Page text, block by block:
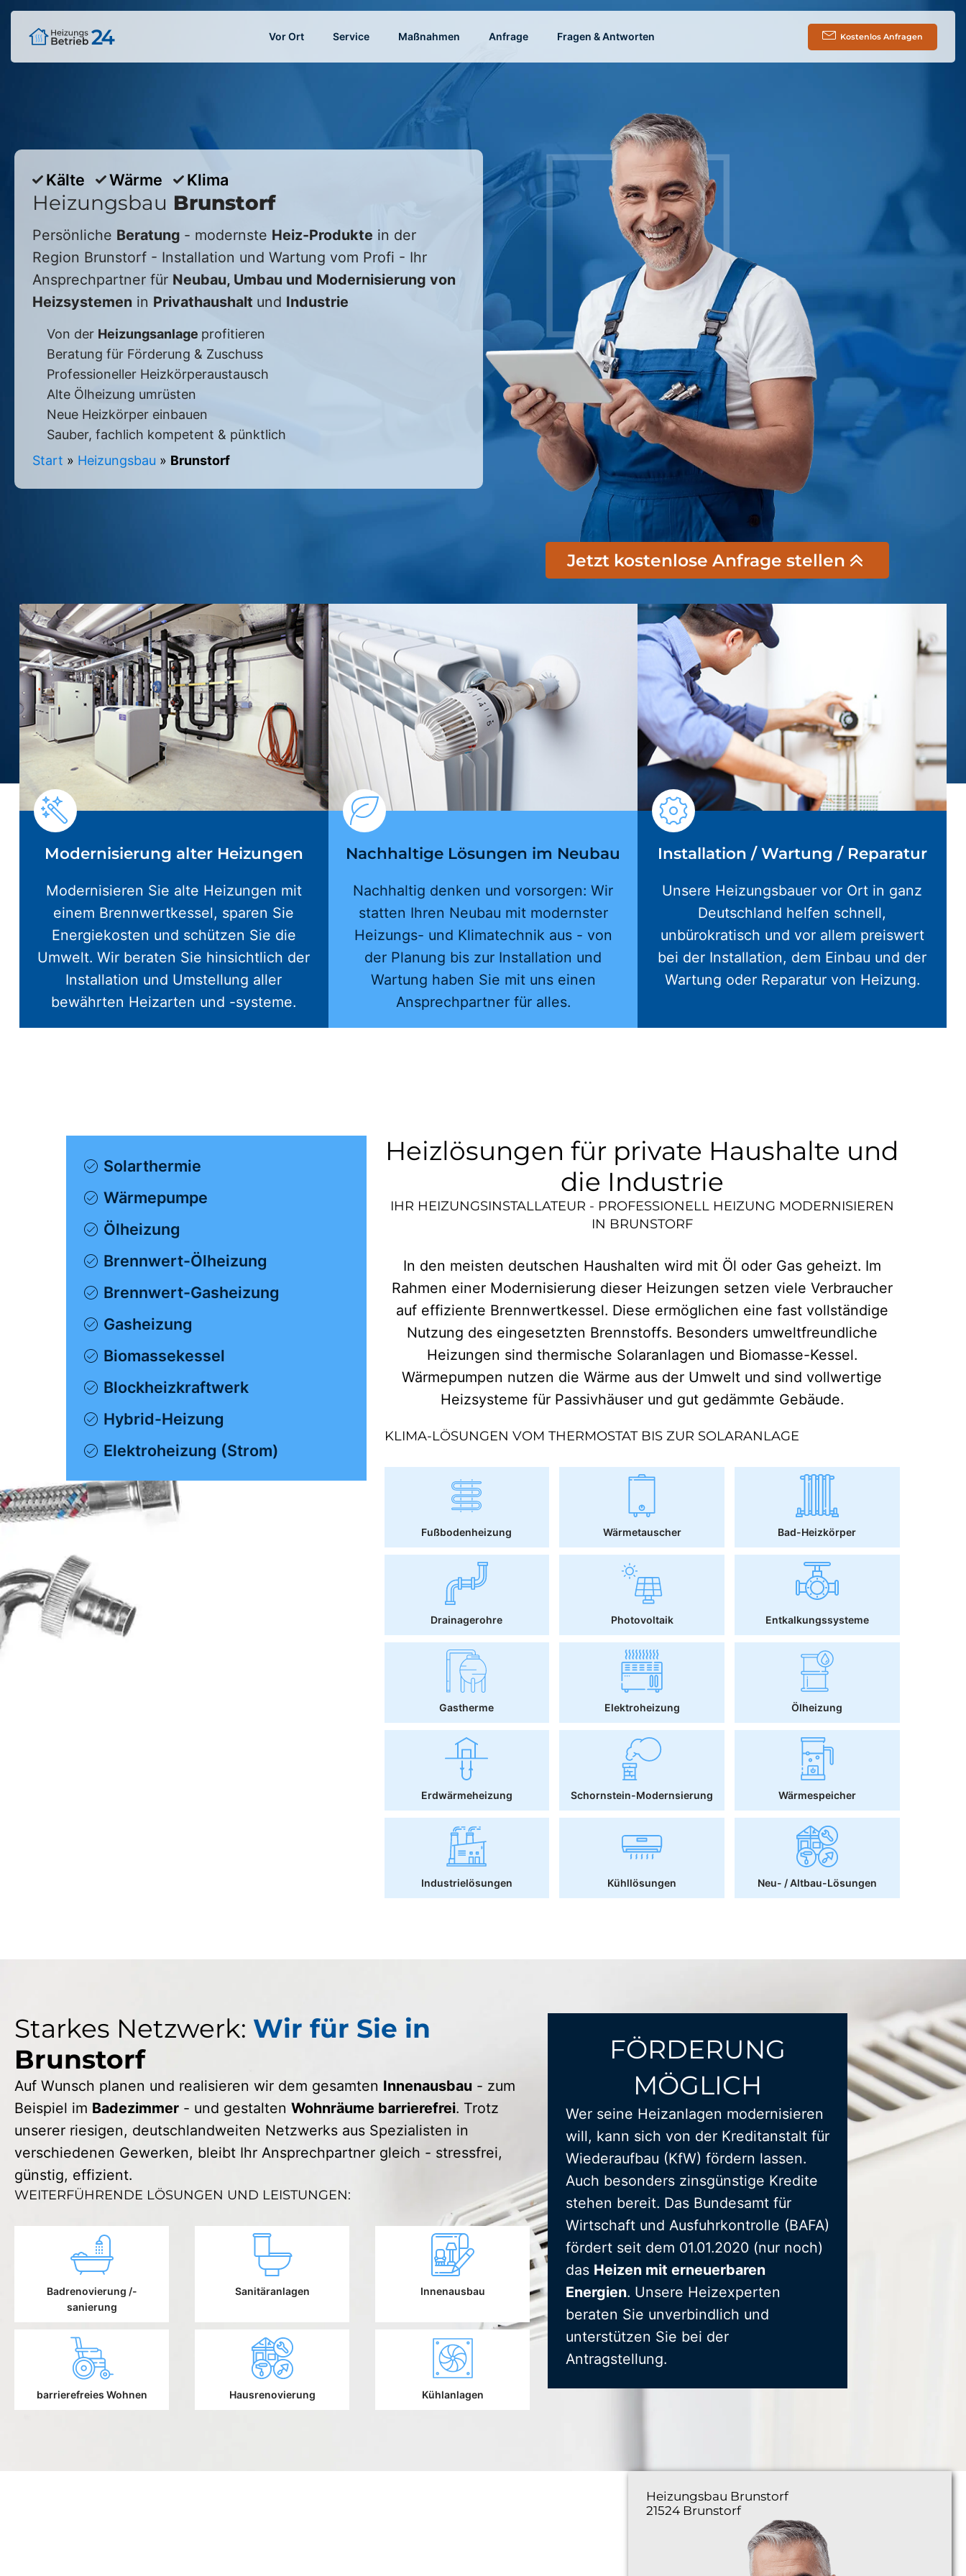
Vor Ort Service Maßnahmen Anfrage Fragen & Antworten Kostenlos Anfragen
Kälte Wärme Klima
Heizungsbau Brunstorf
Persönliche Beratung - modernste Heiz-Produkte in der
Region Brunstorf - Installation und Wartung vom Profi - Ihr
Ansprechpartner für Neubau, Umbau und Modernisierung von
Heizsystemen in Privathaushalt und Industrie
Von der Heizungsanlage profitieren
Beratung für Förderung & Zuschuss
Professioneller Heizkörperaustausch
Alte Ölheizung umrüsten
Neue Heizkörper einbauen
Sauber, fachlich kompetent & pünktlich
Start » Heizungsbau » Brunstorf
Jetzt kostenlose Anfrage stellen
Modernisierung alter Heizungen
Modernisieren Sie alte Heizungen mit
einem Brennwertkessel, sparen Sie
Energiekosten und schützen Sie die
Umwelt. Wir beraten Sie hinsichtlich der
Installation und Umstellung aller
bewährten Heizarten und -systeme.
Nachhaltige Lösungen im Neubau
Nachhaltig denken und vorsorgen: Wir
statten Ihren Neubau mit modernster
Heizungs- und Klimatechnik aus - von
der Planung bis zur Installation und
Wartung haben Sie mit uns einen
Ansprechpartner für alles.
Installation / Wartung / Reparatur
Unsere Heizungsbauer vor Ort in ganz
Deutschland helfen schnell,
unbürokratisch und vor allem preiswert
bei der Installation, dem Einbau und der
Wartung oder Reparatur von Heizung.
Solarthermie
Wärmepumpe
Ölheizung
Brennwert-Ölheizung
Brennwert-Gasheizung
Gasheizung
Biomassekessel
Blockheizkraftwerk
Hybrid-Heizung
Elektroheizung (Strom)
Heizlösungen für private Haushalte und
die Industrie
IHR HEIZUNGSINSTALLATEUR - PROFESSIONELL HEIZUNG MODERNISIEREN
IN BRUNSTORF
In den meisten deutschen Haushalten wird mit Öl oder Gas geheizt. Im
Rahmen einer Modernisierung dieser Heizungen setzen viele Verbraucher
auf effiziente Brennwertkessel. Diese ermöglichen eine fast vollständige
Nutzung des eingesetzten Brennstoffs. Besonders umweltfreundliche
Heizungen sind thermische Solaranlagen und Biomasse-Kessel.
Wärmepumpen nutzen die Wärme aus der Umwelt und sind vollwertige
Heizsysteme für Passivhäuser und gut gedämmte Gebäude.
KLIMA-LÖSUNGEN VOM THERMOSTAT BIS ZUR SOLARANLAGE
Fußbodenheizung Wärmetauscher Bad-Heizkörper
Drainagerohre Photovoltaik Entkalkungssysteme
Gastherme Elektroheizung Ölheizung
Erdwärmeheizung Schornstein-Modernsierung Wärmespeicher
Industrielösungen Kühllösungen Neu- / Altbau-Lösungen
Starkes Netzwerk: Wir für Sie in
Brunstorf
Auf Wunsch planen und realisieren wir dem gesamten Innenausbau - zum
Beispiel im Badezimmer - und gestalten Wohnräume barrierefrei. Trotz
unserer riesigen, deutschlandweiten Netzwerks aus Spezialisten in
verschiedenen Gewerken, bleibt Ihr Ansprechpartner gleich - stressfrei,
günstig, effizient.
WEITERFÜHRENDE LÖSUNGEN UND LEISTUNGEN:
Badrenovierung /-
sanierung
Sanitäranlagen Innenausbau
barrierefreies Wohnen Hausrenovierung Kühlanlagen
FÖRDERUNG
MÖGLICH
Wer seine Heizanlagen modernisieren
will, kann sich von der Kreditanstalt für
Wiederaufbau (KfW) fördern lassen.
Auch besonders zinsgünstige Kredite
stehen bereit. Das Bundesamt für
Wirtschaft und Ausfuhrkontrolle (BAFA)
fördert seit dem 01.01.2020 (nur noch)
das Heizen mit erneuerbaren
Energien. Unsere Heizexperten
beraten Sie unverbindlich und
unterstützen Sie bei der
Antragstellung.
Heizungsbau Brunstorf
21524 Brunstorf